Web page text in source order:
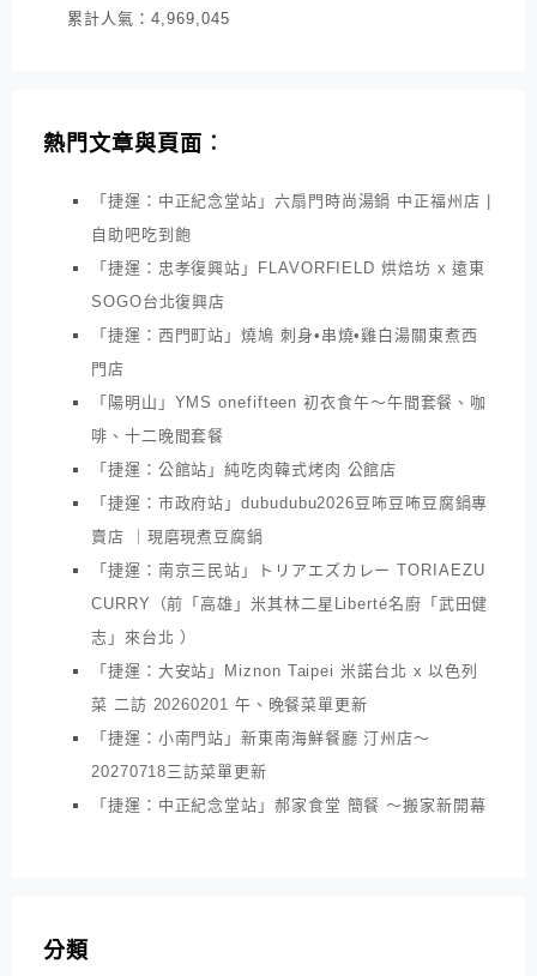
累計人氣： 4,969,045
熱門文章與頁面︰
「捷運：中正紀念堂站」六扇門時尚湯鍋 中正福州店 |
自助吧吃到飽
「捷運：忠孝復興站」FLAVORFIELD 烘焙坊 x 遠東
SOGO台北復興店
「捷運：西門町站」燒鳩 刺身•串燒•雞白湯關東煮西
門店
「陽明山」YMS onefifteen 初衣食午～午間套餐、咖
啡、十二晚間套餐
「捷運：公館站」純吃肉韓式烤肉 公館店
「捷運：市政府站」dubudubu2026豆咘豆咘豆腐鍋專
賣店 ｜現磨現煮豆腐鍋
「捷運：南京三民站」トリアエズカレー TORIAEZU
CURRY（前「高雄」米其林二星Liberté名廚「武田健
志」來台北 ）
「捷運：大安站」Miznon Taipei 米諾台北 x 以色列
菜 二訪 20260201 午、晚餐菜單更新
「捷運：小南門站」新東南海鮮餐廳 汀州店～
20270718三訪菜單更新
「捷運：中正紀念堂站」郝家食堂 簡餐 ～搬家新開幕
分類